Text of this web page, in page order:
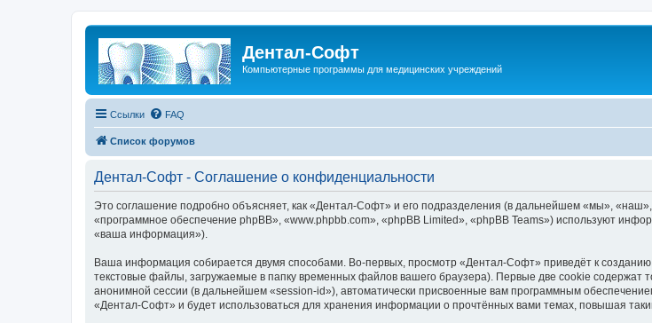
Дентал-Софт
Компьютерные программы для медицинских учреждений
Ссылки FAQ
Список форумов
Дентал-Софт - Соглашение о конфиденциальности
Это соглашение подробно объясняет, как «Дентал-Софт» и его подразделения (в дальнейшем «мы»,
«программное обеспечение phpBB», «www.phpbb.com», «phpBB Limited», «phpBB Teams») используют
«ваша информация»).
Ваша информация собирается двумя способами. Во-первых, просмотр «Дентал-Софт» приведёт к
текстовые файлы, загружаемые в папку временных файлов вашего браузера). Первые две cookie содержат
анонимной сессии (в дальнейшем «session-id»), автоматически присвоенные вам программным
«Дентал-Софт» и будет использоваться для хранения информации о прочтённых вами темах, повышая